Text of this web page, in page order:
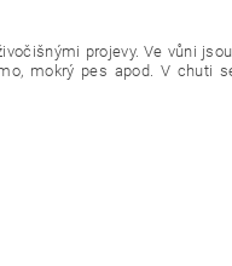
projevy. Ve vůni
mokrý pes apod. V chuti